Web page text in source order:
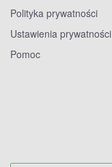
Polityka prywatności
Ustawienia prywatności
Pomoc